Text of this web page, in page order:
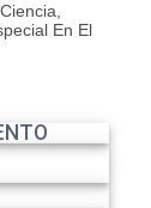
En El